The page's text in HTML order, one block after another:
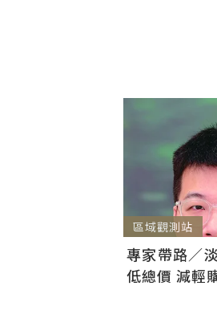
區域觀測站
專家帶路／
低總價 減輕